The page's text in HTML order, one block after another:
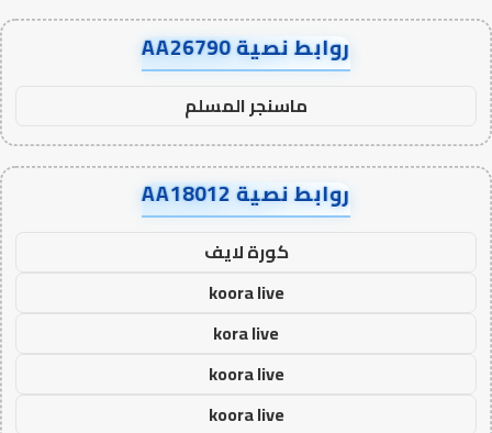
روابط نصية AA26790
ماسنجر المسلم
روابط نصية AA18012
كورة لايف
koora live
kora live
koora live
koora live